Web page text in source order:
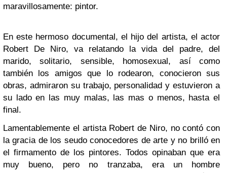
maravillosamente: pintor.
En este hermoso documental, el hijo del artista, el actor
Robert De Niro, va relatando la vida del padre, del
marido, solitario, sensible, homosexual, así como
también los amigos que lo rodearon, conocieron sus
obras, admiraron su trabajo, personalidad y estuvieron a
su lado en las muy malas, las mas o menos, hasta el
final.
Lamentablemente el artista Robert de Niro, no contó con
la gracia de los seudo conocedores de arte y no brilló en
el firmamento de los pintores. Todos opinaban que era
muy bueno, pero no tranzaba, era un hombre